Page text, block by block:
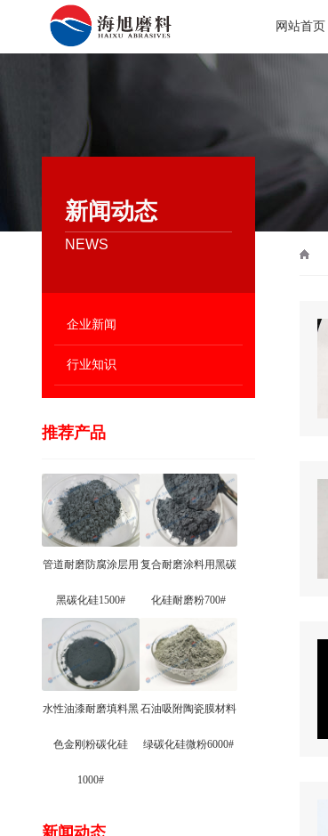
网站首页
新闻动态
NEWS
企业新闻
行业知识
推荐产品
管道耐磨防腐涂层用
黑碳化硅1500#
复合耐磨涂料用黑碳
化硅耐磨粉700#
水性油漆耐磨填料黑
色金刚粉碳化硅
1000#
石油吸附陶瓷膜材料
绿碳化硅微粉6000#
新闻动态